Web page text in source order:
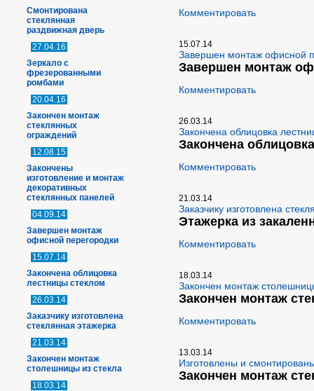
Смонтирована
стеклянная
раздвижная дверь
27.04.16
Зеркало с
фрезерованными
ромбами
20.04.16
Закончен монтаж
стеклянных
ограждений
12.08.15
Закончены
изготовление и монтаж
декоративных
стеклянных панелей
04.09.14
Завершен монтаж
офисной перегородки
15.07.14
Закончена облицовка
лестницы стеклом
26.03.14
Заказчику изготовлена
стеклянная этажерка
21.03.14
Закончен монтаж
столешницы из стекла
18.03.14
Комментировать
15.07.14
Завершен монтаж офисной
Завершен монтаж
Комментировать
26.03.14
Закончена облицовка
Закончена
Комментировать
21.03.14
Заказчику изготовлена
Этажерка из
Комментировать
18.03.14
Закончен монтаж
Закончен монтаж
Комментировать
13.03.14
Изготовлены и
Закончен монтаж